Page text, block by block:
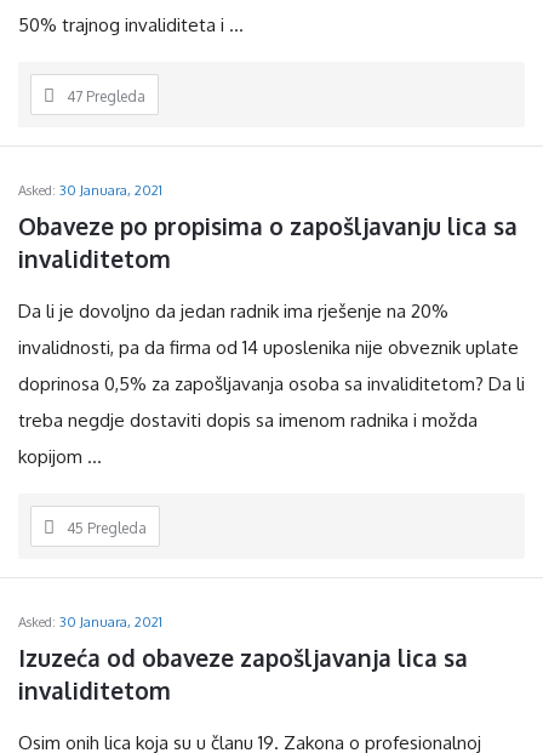
50% trajnog invaliditeta i ...
47 Pregleda
Asked: 30 Januara, 2021
Obaveze po propisima o zapošljavanju lica sa
invaliditetom
Da li je dovoljno da jedan radnik ima rješenje na 20%
invalidnosti, pa da firma od 14 uposlenika nije obveznik uplate
doprinosa 0,5% za zapošljavanja osoba sa invaliditetom? Da li
treba negdje dostaviti dopis sa imenom radnika i možda
kopijom ...
45 Pregleda
Asked: 30 Januara, 2021
Izuzeća od obaveze zapošljavanja lica sa
invaliditetom
Osim onih lica koja su u članu 19. Zakona o profesionalnoj